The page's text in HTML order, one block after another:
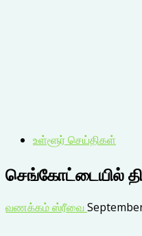
உள்ளூர் செய்திகள்
செங்கோட்டையில்
வணக்கம் ஸ்ரீவை